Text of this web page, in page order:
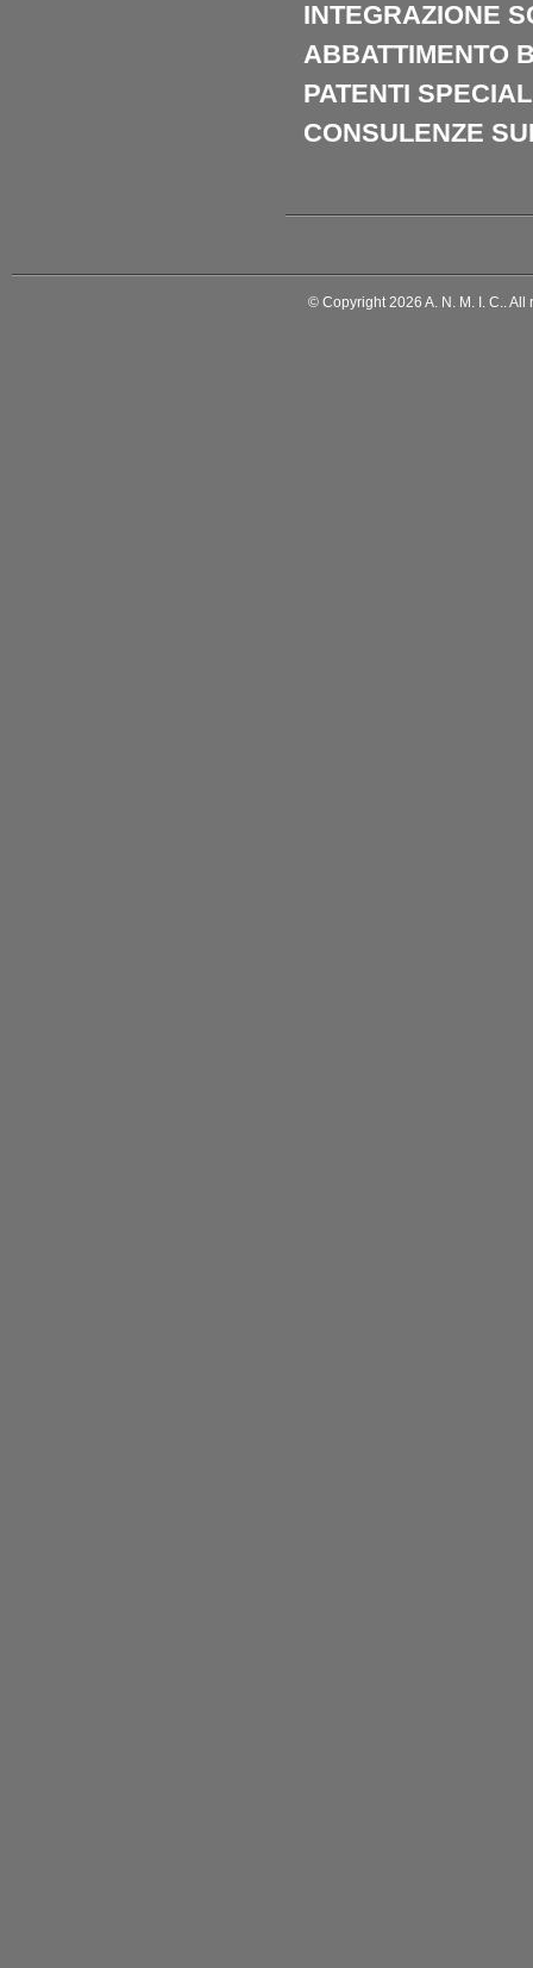
INTEGRAZIONE
ABBATTIMENTO
PATENTI
CONSULENZE
© Copyright 2026 A. N. M. I. C..